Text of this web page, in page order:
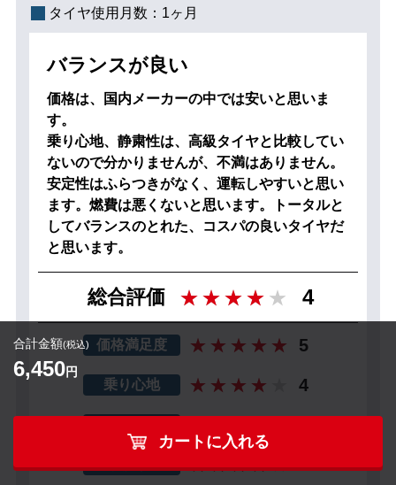
合計金額(税込)
6,450円
カートに入れる
タイヤ使用月数： 1ヶ月
バランスが良い
価格は、国内メーカーの中では安いと思いま
す。
乗り心地、静粛性は、高級タイヤと比較してい
ないので分かりませんが、不満はありません。
安定性はふらつきがなく、運転しやすいと思い
ます。燃費は悪くないと思います。トータルと
してバランスのとれた、コスパの良いタイヤだ
と思います。
総合評価 4
価格満足度 5
乗り心地 4
安定性 4